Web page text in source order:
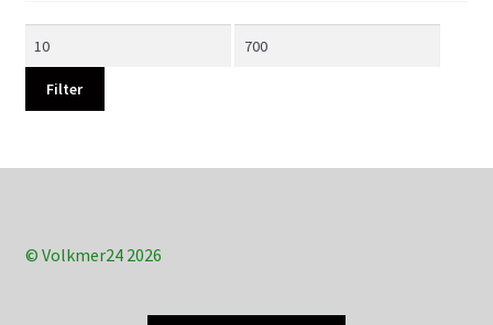
Filter
© Volkmer24 2026